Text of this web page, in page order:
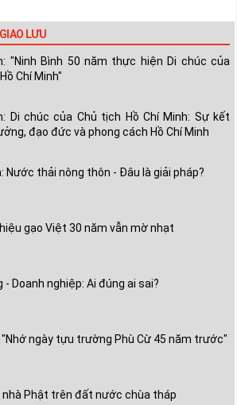
LƯU
"Ninh Bình 50 năm thực hiện Di chúc của
Chí Minh"
Di chúc của Chủ tịch Hồ Chí Minh: Sự kết
đạo đức và phong cách Hồ Chí Minh
Nước thải nông thôn - Đâu là giải pháp?
gạo Việt 30 năm vẫn mờ nhạt
- Doanh nghiệp: Ai đúng ai sai?
ngày tựu trường Phù Cừ 45 năm trước"
nhà Phật trên đất nước chùa tháp